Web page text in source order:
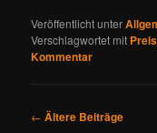
Veröffentlicht unter
Verschlagwortet mit
Kommentar
B← Ältere Beiträge